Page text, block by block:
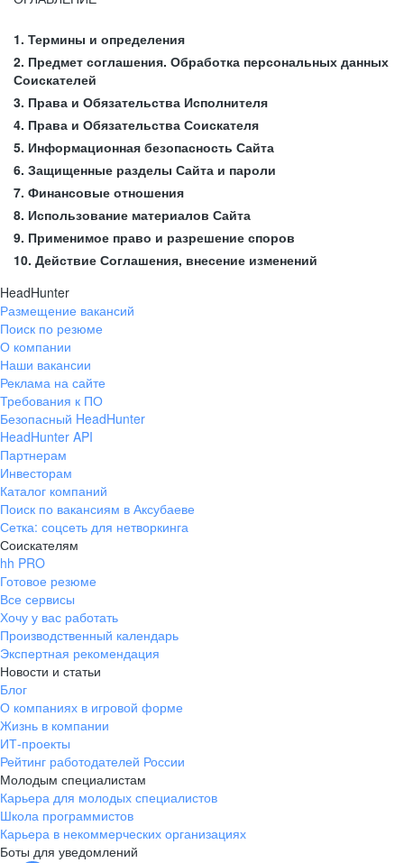
1. Термины и определения
2. Предмет соглашения. Обработка персональных данных
Соискателей
3. Права и Обязательства Исполнителя
4. Права и Обязательства Соискателя
5. Информационная безопасность Сайта
6. Защищенные разделы Сайта и пароли
7. Финансовые отношения
8. Использование материалов Сайта
9. Применимое право и разрешение споров
10. Действие Соглашения, внесение изменений
HeadHunter
Размещение вакансий
Поиск по резюме
О компании
Наши вакансии
Реклама на сайте
Требования к ПО
Безопасный HeadHunter
HeadHunter API
Партнерам
Инвесторам
Каталог компаний
Поиск по вакансиям в Аксубаеве
Сетка: соцсеть для нетворкинга
Соискателям
hh PRO
Готовое резюме
Все сервисы
Хочу у вас работать
Производственный календарь
Экспертная рекомендация
Новости и статьи
Блог
О компаниях в игровой форме
Жизнь в компании
ИТ-проекты
Рейтинг работодателей России
Молодым специалистам
Карьера для молодых специалистов
Школа программистов
Карьера в некоммерческих организациях
Боты для уведомлений